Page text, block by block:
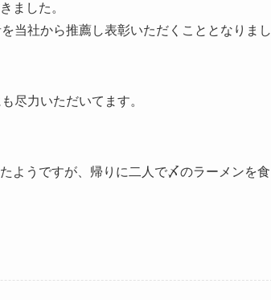
ました。
当社から推薦し表彰いただくこととなりまし
尽力いただいてます。
ようですが、帰りに二人で〆のラーメンを食